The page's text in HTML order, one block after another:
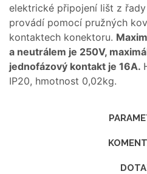
elektrické připojení lišt z řady
provádí pomocí pružných
kontaktech konektoru.
a neutrálem je 250V,
jednofázový kontakt je 16A.
IP20, hmotnost 0,02kg.